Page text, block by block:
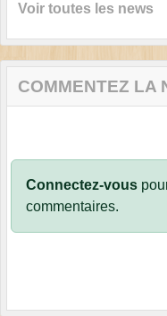
Voir toutes les news
COMMENTEZ LA
Connectez-vous
commentaires.